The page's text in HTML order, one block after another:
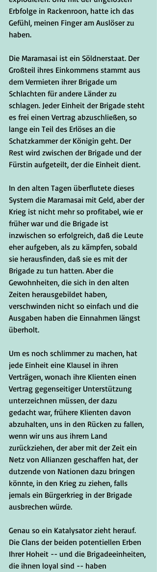
Erbfolge in Rackenroon, hatte ich das
Gefühl, meinen Finger am Auslöser zu
haben.
Die Maramasai ist ein Söldnerstaat. Der
Großteil ihres Einkommens stammt aus
dem Vermieten ihrer Brigade um
Schlachten für andere Länder zu
schlagen. Jeder Einheit der Brigade steht
es frei einen Vertrag abzuschließen, so
lange ein Teil des Erlöses an die
Schatzkammer der Königin geht. Der
Rest wird zwischen der Brigade und der
Fürstin aufgeteilt, der die Einheit dient.
In den alten Tagen überflutete dieses
System die Maramasai mit Geld, aber der
Krieg ist nicht mehr so profitabel, wie er
früher war und die Brigade ist
inzwischen so erfolgreich, daß die Leute
eher aufgeben, als zu kämpfen, sobald
sie herausfinden, daß sie es mit der
Brigade zu tun hatten. Aber die
Gewohnheiten, die sich in den alten
Zeiten herausgebildet haben,
verschwinden nicht so einfach und die
Ausgaben haben die Einnahmen längst
überholt.
Um es noch schlimmer zu machen, hat
jede Einheit eine Klausel in ihren
Verträgen, wonach ihre Klienten einen
Vertrag gegenseitiger Unterstützung
unterzeichnen müssen, der dazu
gedacht war, frühere Klienten davon
abzuhalten, uns in den Rücken zu fallen,
wenn wir uns aus ihrem Land
zurückziehen, der aber mit der Zeit ein
Netz von Allianzen geschaffen hat, der
dutzende von Nationen dazu bringen
könnte, in den Krieg zu ziehen, falls
jemals ein Bürgerkrieg in der Brigade
ausbrechen würde.
Genau so ein Katalysator zieht herauf.
Die Clans der beiden potentiellen Erben
Ihrer Hoheit -- und die Brigadeeinheiten,
die ihnen loyal sind -- haben